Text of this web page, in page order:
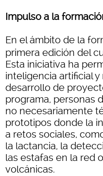
Impulso a la
En el ámbito de la
primera edición del
Esta iniciativa ha
inteligencia artificial
desarrollo de
programa, personas
no necesariamente
prototipos donde la
a retos sociales,
la lactancia, la
las estafas en la red
volcánicas.